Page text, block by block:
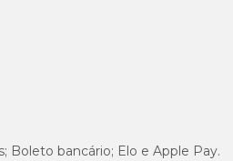
Boleto bancário; Elo e Apple Pay.